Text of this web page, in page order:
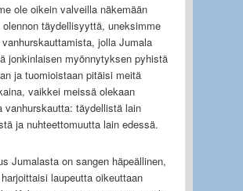
ole oikein valveilla näkemään
olennon täydellisyyttä, uneksimme
jolla Jumala
jonkinlaisen myönnytyksen pyhistä
ja tuomioistaan pitäisi meitä
vaikkei meissä olekaan
vanhurskautta: täydellistä lain
ja nuhteettomuutta lain edessä.
Jumalasta on sangen häpeällinen,
laupeutta oikeuttaan